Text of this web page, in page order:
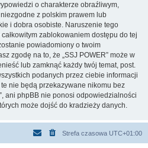
o charakterze obraźliwym,
z polskim prawem lub
i dobra osobiste. Naruszenie tego
zablokowaniem dostępu do tej
powiadomiony o twoim
zgodę na to, że „SSJ POWER” może w
lub zamknąć każdy twój temat, post.
podanych przez ciebie informacji
nie będą przekazywane nikomu bez
ani phpBB nie ponosi odpowiedzialności
może dojść do kradzieży danych.
Strefa czasowa UTC+01:00